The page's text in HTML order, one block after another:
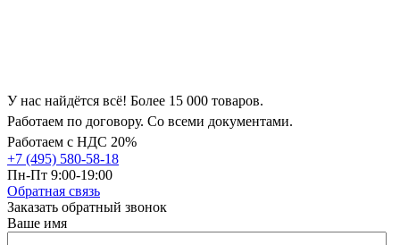
У нас найдётся всё! Более 15 000 товаров.
Работаем по договору. Со всеми документами.
Работаем с НДС 20%
+7 (495) 580-58-18
Пн-Пт 9:00-19:00
Обратная связь
Заказать обратный звонок
Ваше имя